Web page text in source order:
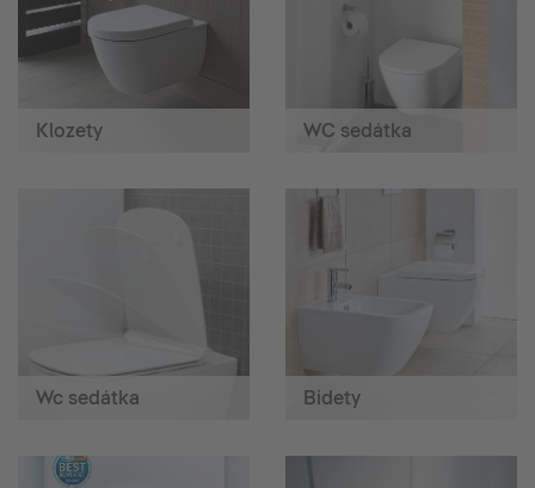
Klozety WC sedátka
Wc sedátka Bidety